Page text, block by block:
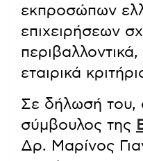
εκπροσώπων
επιχειρήσεων
περιβαλλοντικά,
εταιρικά
Σε δήλωσή του,
σύμβουλος της
Δρ. Μαρίνος